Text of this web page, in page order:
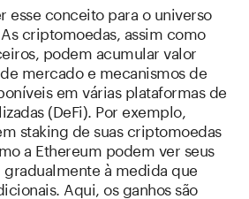
esse conceito para o universo
criptomoedas, assim como
podem acumular valor
mercado e mecanismos de
em várias plataformas de
(DeFi). Por exemplo,
staking de suas criptomoedas
a Ethereum podem ver seus
à medida que
Aqui, os ganhos são